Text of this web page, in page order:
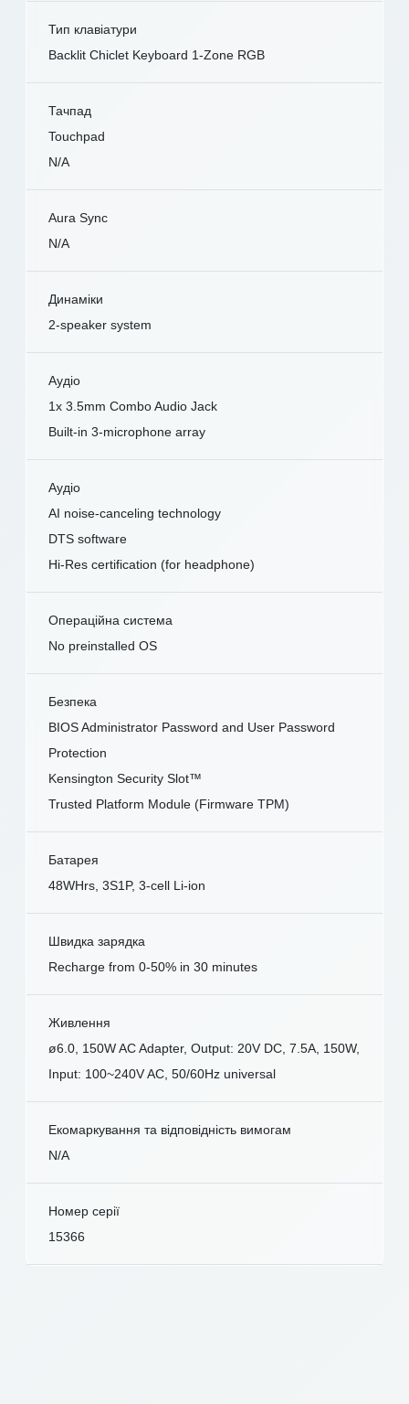
Тип клавіатури
Backlit Chiclet Keyboard 1-Zone RGB
Тачпад
Touchpad
N/A
Aura Sync
N/A
Динаміки
2-speaker system
Аудіо
1x 3.5mm Combo Audio Jack
Built-in 3-microphone array
Аудіо
AI noise-canceling technology
DTS software
Hi-Res certification (for headphone)
Операційна система
No preinstalled OS
Безпека
BIOS Administrator Password and User Password
Protection
Kensington Security Slot™
Trusted Platform Module (Firmware TPM)
Батарея
48WHrs, 3S1P, 3-cell Li-ion
Швидка зарядка
Recharge from 0-50% in 30 minutes
Живлення
ø6.0, 150W AC Adapter, Output: 20V DC, 7.5A, 150W,
Input: 100~240V AC, 50/60Hz universal
Екомаркування та відповідність вимогам
N/A
Номер серії
15366